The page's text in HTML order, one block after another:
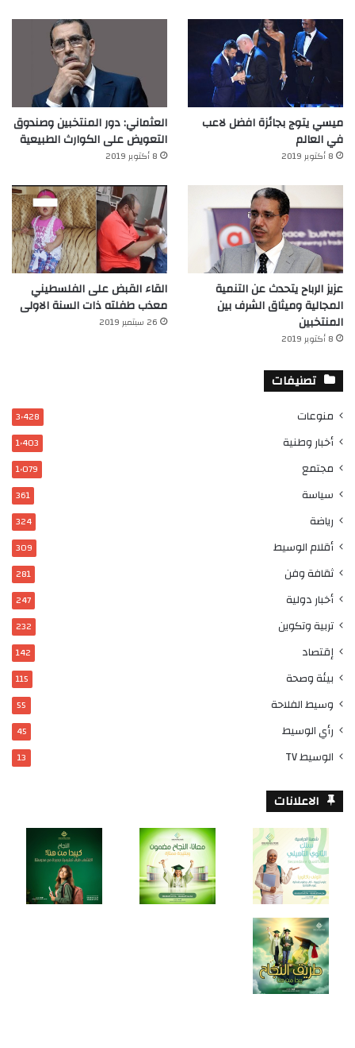
ميسي يتوج بجائزة افضل لاعب
في العالم‎
8 أكتوبر 2019
العثماني: دور المنتخبين وصندوق
التعويض على الكوارث الطبيعية
8 أكتوبر 2019
عزيز الرباح يتحدث عن التنمية
المجالية وميثاق الشرف بين
المنتخبين
8 أكتوبر 2019
القاء القبض على الفلسطيني
معذب طفلته ذات السنة الاولى
26 سبتمبر 2019
تصنيفات
منوعات 3٬428
أخبار وطنية 1٬403
مجتمع 1٬079
سياسة 361
رياضة 324
أقلام الوسيط 309
ثقافة وفن 281
أخبار دولية 247
تربية وتكوين 232
إقتصاد 142
بيئة وصحة 115
وسيط الفلاحة 55
رأي الوسيط 45
الوسيط TV 13
الاعلانات